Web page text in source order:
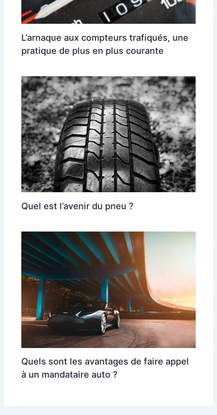
L’arnaque aux compteurs trafiqués, une
pratique de plus en plus courante
Quel est l’avenir du pneu ?
Quels sont les avantages de faire appel
à un mandataire auto ?